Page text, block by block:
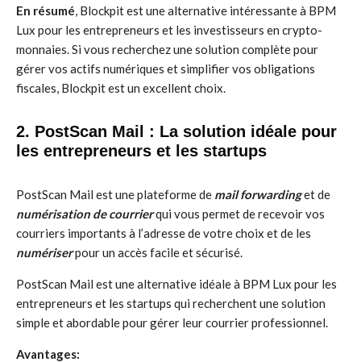
En résumé, Blockpit est une alternative intéressante à BPM
Lux pour les entrepreneurs et les investisseurs en crypto-
monnaies. Si vous recherchez une solution complète pour
gérer vos actifs numériques et simplifier vos obligations
fiscales, Blockpit est un excellent choix.
2. PostScan Mail : La solution idéale pour
les entrepreneurs et les startups
PostScan Mail est une plateforme de mail forwardinget de
numérisation de courrierqui vous permet de recevoir vos
courriers importants à l’adresse de votre choix et de les
numériserpour un accès facile et sécurisé.
PostScan Mail est une alternative idéale à BPM Lux pour les
entrepreneurs et les startups qui recherchent une solution
simple et abordable pour gérer leur courrier professionnel.
Avantages: